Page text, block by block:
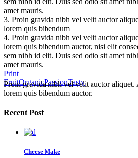
amet mauris.
3. Proin gravida nibh vel velit auctor
lorem quis bibendum
4. Proin gravida nibh vel velit auctor
lorem quis bibendum auctor, nisi elit
sem nibh id elit. Duis sed odio sit amet
amet mauris.
Print
FruitOrganicPassionTasty
Proin gravida nibh vel velit auctor aliquet.
lorem quis bibendum auctor.
Recent Post
Cheese Make